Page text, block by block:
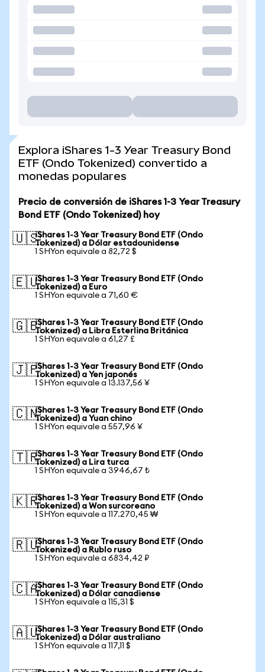
Explora iShares 1-3 Year Treasury Bond
ETF (Ondo Tokenized) convertido a
monedas populares
Precio de conversión de iShares 1-3 Year Treasury
Bond ETF (Ondo Tokenized) hoy
🇺🇸iShares 1-3 Year Treasury Bond ETF (Ondo
Tokenized) a Dólar estadounidense
1 SHYon equivale a 82,72 $
🇪🇺iShares 1-3 Year Treasury Bond ETF (Ondo
Tokenized) a Euro
1 SHYon equivale a 71,60 €
🇬🇧iShares 1-3 Year Treasury Bond ETF (Ondo
Tokenized) a Libra Esterlina Británica
1 SHYon equivale a 61,27 £
🇯🇵iShares 1-3 Year Treasury Bond ETF (Ondo
Tokenized) a Yen japonés
1 SHYon equivale a 13.137,56 ¥
🇨🇳iShares 1-3 Year Treasury Bond ETF (Ondo
Tokenized) a Yuan chino
1 SHYon equivale a 557,96 ¥
🇹🇷iShares 1-3 Year Treasury Bond ETF (Ondo
Tokenized) a Lira turca
1 SHYon equivale a 3946,67 ₺
🇰🇷iShares 1-3 Year Treasury Bond ETF (Ondo
Tokenized) a Won surcoreano
1 SHYon equivale a 117.270,45 ₩
🇷🇺iShares 1-3 Year Treasury Bond ETF (Ondo
Tokenized) a Rublo ruso
1 SHYon equivale a 6834,42 ₽
🇨🇦iShares 1-3 Year Treasury Bond ETF (Ondo
Tokenized) a Dólar canadiense
1 SHYon equivale a 115,31 $
🇦🇺iShares 1-3 Year Treasury Bond ETF (Ondo
Tokenized) a Dólar australiano
1 SHYon equivale a 117,11 $